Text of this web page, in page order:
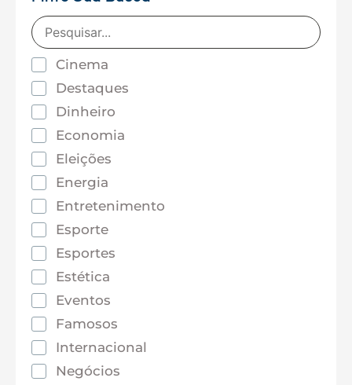
Cinema
Destaques
Dinheiro
Economia
Eleições
Energia
Entretenimento
Esporte
Esportes
Estética
Eventos
Famosos
Internacional
Negócios